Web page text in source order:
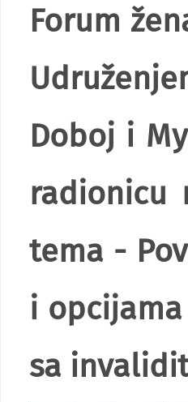
Forum
Doboj i
radionicu
tema -
i
sa